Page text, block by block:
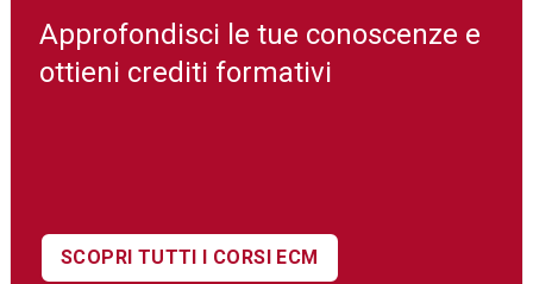
Approfondisci le tue conoscenze e
ottieni crediti formativi
SCOPRI TUTTI I CORSI ECM